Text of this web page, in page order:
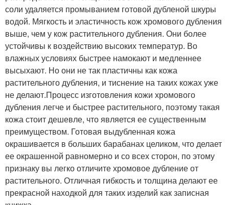
соли удаляется промыванием готовой дубленой шкуры
водой. Мягкость и эластичность кож хромового дубления
выше, чем у кож растительного дубления. Они более
устойчивы к воздействию высоких температур. Во
влажных условиях быстрее намокают и медленнее
высыхают. Но они не так пластичны как кожа
растительного дубления, и тиснение на таких кожах уже
не делают.Процесс изготовления кожи хромового
дубления легче и быстрее растительного, поэтому такая
кожа стоит дешевле, что является ее существенным
преимуществом. Готовая выдубленная кожа
окрашивается в больших барабанах целиком, что делает
ее окрашенной равномерно и со всех сторон, по этому
признаку вы легко отличите хромовое дубление от
растительного. Отличная гибкость и толщина делают ее
прекрасной находкой для таких изделий как записная